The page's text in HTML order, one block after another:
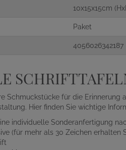
10x15x15cm
Paket
4056026342187
Schmuckstücke für die Erinnerung
Hier finden Sie wichtige
individuelle Sonderanfertigung
(für mehr als 30 Zeichen erhalten